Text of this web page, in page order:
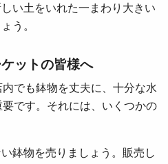
い土をいれた一まわり大きい
う。
ットの皆様へ
でも鉢物を丈夫に、十分な水
です。それには、いくつかの
鉢物を売りましょう。販売し